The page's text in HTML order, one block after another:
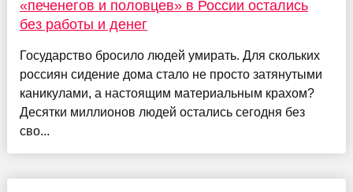
«печенегов и половцев» в России остались
без работы и денег
Государство бросило людей умирать. Для скольких
россиян сидение дома стало не просто затянутыми
каникулами, а настоящим материальным крахом?
Десятки миллионов людей остались сегодня без
сво...